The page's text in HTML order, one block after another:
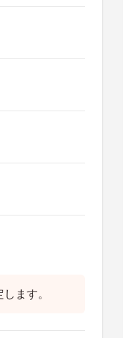
ます。